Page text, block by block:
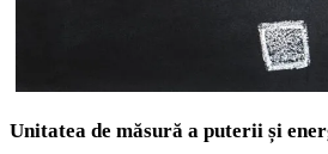
Unitatea de măsură a puterii și